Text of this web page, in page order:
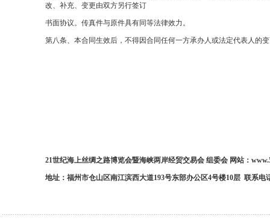
改、补充、变更由双方另行签订
书面协议。传真件与原件具有同等法律效力。
第八条、本合同生效后，不得因合同任何一方承办人或法定代表人的
21世纪海上丝绸之路博览会暨海峡两岸经贸交易会 组委会 网站：
地址：福州市仓山区南江滨西大道193号东部办公区4号楼10层 联系电